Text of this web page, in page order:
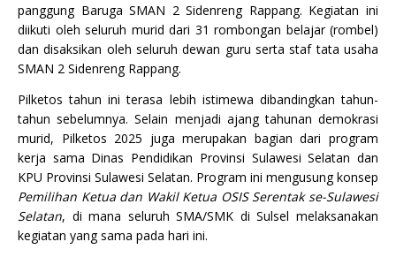
panggung Baruga SMAN 2 Sidenreng Rappang. Kegiatan ini
diikuti oleh seluruh murid dari 31 rombongan belajar (rombel)
dan disaksikan oleh seluruh dewan guru serta staf tata usaha
SMAN 2 Sidenreng Rappang.
Pilketos tahun ini terasa lebih istimewa dibandingkan tahun-
tahun sebelumnya. Selain menjadi ajang tahunan demokrasi
murid, Pilketos 2025 juga merupakan bagian dari program
kerja sama Dinas Pendidikan Provinsi Sulawesi Selatan dan
KPU Provinsi Sulawesi Selatan. Program ini mengusung konsep
Pemilihan Ketua dan Wakil Ketua OSIS Serentak se-Sulawesi
Selatan, di mana seluruh SMA/SMK di Sulsel melaksanakan
kegiatan yang sama pada hari ini.